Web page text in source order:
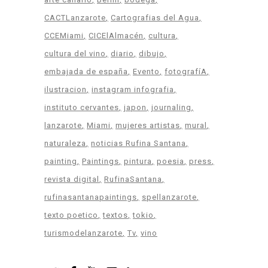
CACTLanzarote
Cartografias del Agua
CCEMiami
CICElAlmacén
cultura
cultura del vino
diario
dibujo
embajada de españa
Evento
fotografíA
ilustracion
instagram infografia
instituto cervantes japon
journaling
lanzarote Miami mujeres artistas mural
naturaleza
noticias Rufina Santana
painting
Paintings pintura poesia
press
revista digital
RufinaSantana
rufinasantanapaintings
spellanzarote
texto poetico
textos tokio
turismodelanzarote Tv vino